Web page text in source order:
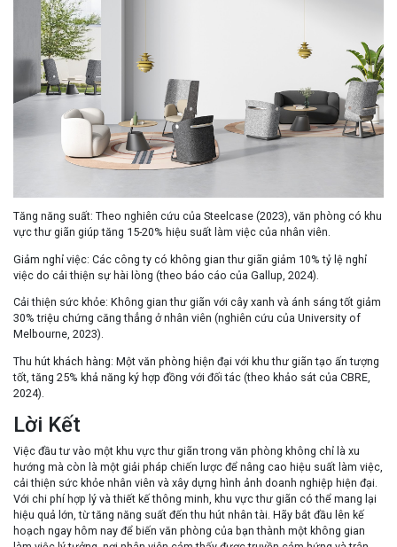
Tăng năng suất: Theo nghiên cứu của Steelcase (2023), văn phòng có khu
vực thư giãn giúp tăng 15-20% hiệu suất làm việc của nhân viên.
Giảm nghỉ việc: Các công ty có không gian thư giãn giảm 10% tỷ lệ nghỉ
việc do cải thiện sự hài lòng (theo báo cáo của Gallup, 2024).
Cải thiện sức khỏe: Không gian thư giãn với cây xanh và ánh sáng tốt giảm
30% triệu chứng căng thẳng ở nhân viên (nghiên cứu của University of
Melbourne, 2023).
Thu hút khách hàng: Một văn phòng hiện đại với khu thư giãn tạo ấn tượng
tốt, tăng 25% khả năng ký hợp đồng với đối tác (theo khảo sát của CBRE,
2024).
Lời Kết
Việc đầu tư vào một khu vực thư giãn trong văn phòng không chỉ là xu
hướng mà còn là một giải pháp chiến lược để nâng cao hiệu suất làm việc,
cải thiện sức khỏe nhân viên và xây dựng hình ảnh doanh nghiệp hiện đại.
Với chi phí hợp lý và thiết kế thông minh, khu vực thư giãn có thể mang lại
hiệu quả lớn, từ tăng năng suất đến thu hút nhân tài. Hãy bắt đầu lên kế
hoạch ngay hôm nay để biến văn phòng của bạn thành một không gian